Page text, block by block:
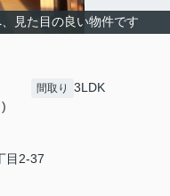
見た目の良い物件です
間取り 3LDK
目2-37